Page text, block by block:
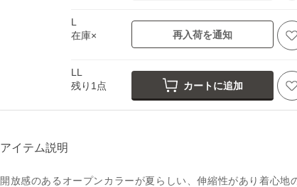
L
在庫×
再入荷を通知
LL
残り1点
カートに追加
アイテム説明
開放感のあるオープンカラーが夏らしい、伸縮性があり着心地